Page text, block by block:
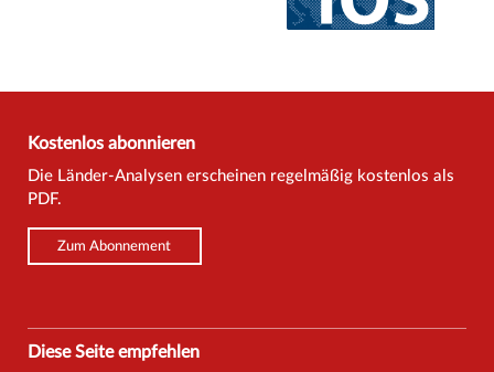
Kostenlos abonnieren
Die Länder-Analysen erscheinen regelmäßig kostenlos als
PDF.
Zum Abonnement
Diese Seite empfehlen